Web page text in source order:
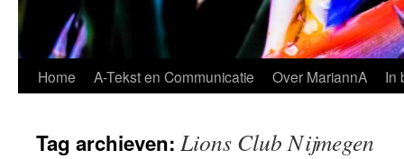
Ga
de
Home A-Tekst en Communicatie Over MariannA In
Tag archieven: Lions Club Nijmegen